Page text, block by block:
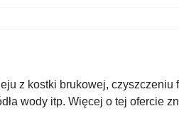
z kostki brukowej, czyszczeniu
wody itp. Więcej o tej ofercie